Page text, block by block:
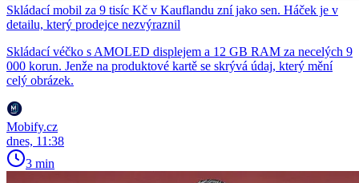
Skládací mobil za 9 tisíc Kč v Kauflandu zní jako sen. Háček je v
detailu, který prodejce nezvýraznil
Skládací véčko s AMOLED displejem a 12 GB RAM za necelých 9
000 korun. Jenže na produktové kartě se skrývá údaj, který mění
celý obrázek.
Mobify.cz
dnes, 11:38
3 min